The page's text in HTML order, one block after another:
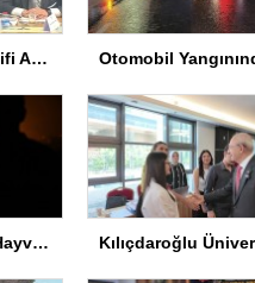
“Çerçeve Yasa” teklifi Adalet Komisyonu’nda… YENİ Partili Tanrıkulu: Bir insana ‘Silahını bırak, ülkene dön, siyasal ve toplumsal hayata katıl’ diyorsanız, o insan kapıdan içeri girdiğinde başına ne geleceğini bilmelidir
Aydın’daki Yangın Hayvan Tahliyesine Sebep Oldu